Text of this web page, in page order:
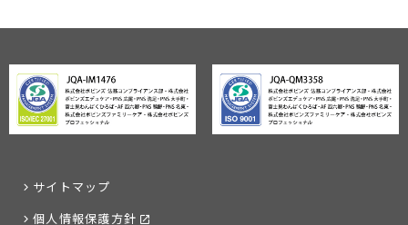
サイトマップ
個人情報保護方針